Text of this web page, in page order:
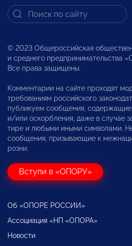
© 2023 Общероссийская
и среднего
Все права защищены.
Комментарии на сайте проходят
требованиям российского
публикуем сообщения, содержащие
и/или оскорбления, даже в случае
тире и любыми иными символами.
сообщения, призывающие к
розни.
Вступи в «ОПОРУ»
Об «ОПОРЕ РОССИИ»
Ассоциация «НП «ОПОРА»
Новости